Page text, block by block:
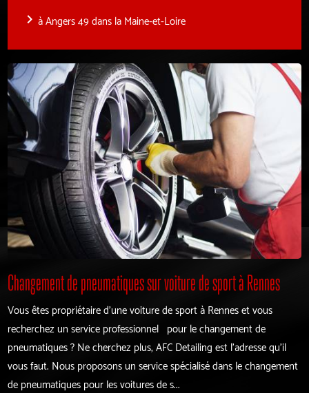
navigate_nextà Angers 49 dans la Maine-et-Loire
Changement de pneumatiques sur voiture de sport à Rennes
Vous êtes propriétaire d'une voiture de sport à Rennes et vous
recherchez un service professionnel pour le changement de
pneumatiques ? Ne cherchez plus, AFC Detailing est l'adresse qu'il
vous faut. Nous proposons un service spécialisé dans le changement
de pneumatiques pour les voitures de s...